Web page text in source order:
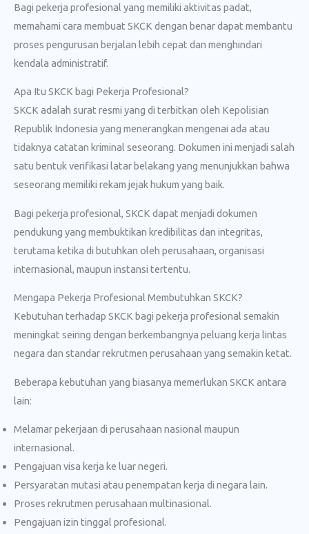
Bagi pekerja profesional yang memiliki aktivitas padat,
memahami cara membuat SKCK dengan benar dapat membantu
proses pengurusan berjalan lebih cepat dan menghindari
kendala administratif.
Apa Itu SKCK bagi Pekerja Profesional?
SKCK adalah surat resmi yang di terbitkan oleh Kepolisian
Republik Indonesia yang menerangkan mengenai ada atau
tidaknya catatan kriminal seseorang. Dokumen ini menjadi salah
satu bentuk verifikasi latar belakang yang menunjukkan bahwa
seseorang memiliki rekam jejak hukum yang baik.
Bagi pekerja profesional, SKCK dapat menjadi dokumen
pendukung yang membuktikan kredibilitas dan integritas,
terutama ketika di butuhkan oleh perusahaan, organisasi
internasional, maupun instansi tertentu.
Mengapa Pekerja Profesional Membutuhkan SKCK?
Kebutuhan terhadap SKCK bagi pekerja profesional semakin
meningkat seiring dengan berkembangnya peluang kerja lintas
negara dan standar rekrutmen perusahaan yang semakin ketat.
Beberapa kebutuhan yang biasanya memerlukan SKCK antara
lain:
Melamar pekerjaan di perusahaan nasional maupun
internasional.
Pengajuan visa kerja ke luar negeri.
Persyaratan mutasi atau penempatan kerja di negara lain.
Proses rekrutmen perusahaan multinasional.
Pengajuan izin tinggal profesional.